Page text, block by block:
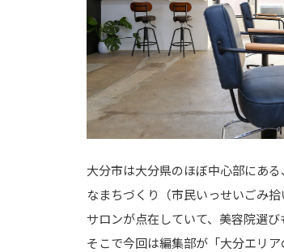
大分市は大分県のほぼ中心部にあ
なまちづくり（市民いっせいごみ
サロンが点在していて、美容院選び
そこで今回は編集部が「大分エリ